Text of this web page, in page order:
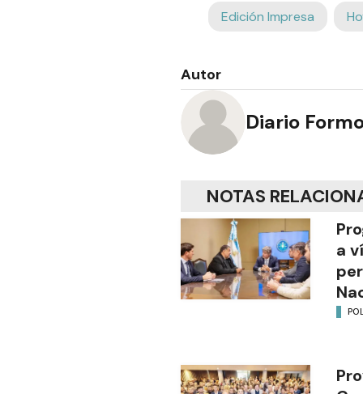
Edición Impresa
Autor
Diario
NOTAS
a